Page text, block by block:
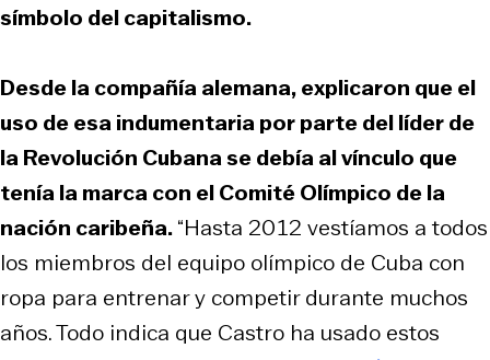
símbolo del capitalismo.
Desde la compañía alemana, explicaron que el
uso de esa indumentaria por parte del líder de
la Revolución Cubana se debía al vínculo que
tenía la marca con el Comité Olímpico de la
nación caribeña.“Hasta 2012 vestíamos a todos
los miembros del equipo olímpico de Cuba con
ropa para entrenar y competir durante muchos
años. Todo indica que Castro ha usado estos